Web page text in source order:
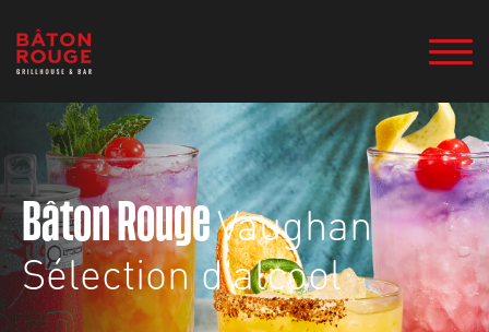
Bâton RougeVaughan
Sélection d'alcool